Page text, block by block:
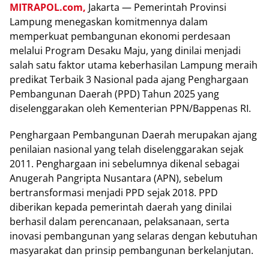
MITRAPOL.com, Jakarta — Pemerintah Provinsi
Lampung menegaskan komitmennya dalam
memperkuat pembangunan ekonomi perdesaan
melalui Program Desaku Maju, yang dinilai menjadi
salah satu faktor utama keberhasilan Lampung meraih
predikat Terbaik 3 Nasional pada ajang Penghargaan
Pembangunan Daerah (PPD) Tahun 2025 yang
diselenggarakan oleh Kementerian PPN/Bappenas RI.
Penghargaan Pembangunan Daerah merupakan ajang
penilaian nasional yang telah diselenggarakan sejak
2011. Penghargaan ini sebelumnya dikenal sebagai
Anugerah Pangripta Nusantara (APN), sebelum
bertransformasi menjadi PPD sejak 2018. PPD
diberikan kepada pemerintah daerah yang dinilai
berhasil dalam perencanaan, pelaksanaan, serta
inovasi pembangunan yang selaras dengan kebutuhan
masyarakat dan prinsip pembangunan berkelanjutan.